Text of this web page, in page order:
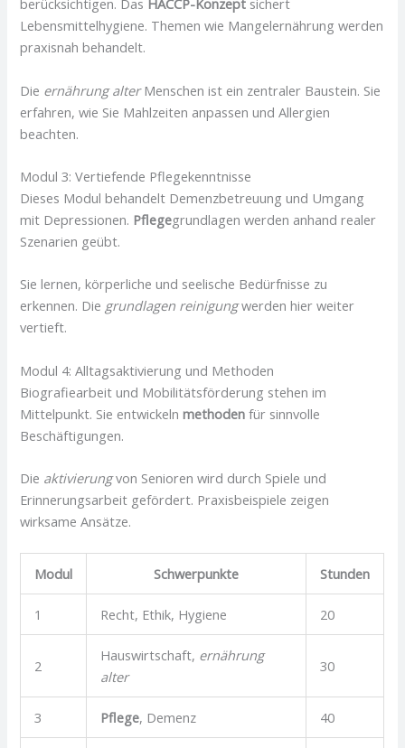
berücksichtigen. Das HACCP-Konzept sichert
Lebensmittelhygiene. Themen wie Mangelernährung werden
praxisnah behandelt.
Die ernährung alterMenschen ist ein zentraler Baustein. Sie
erfahren, wie Sie Mahlzeiten anpassen und Allergien
beachten.
Modul 3: Vertiefende Pflegekenntnisse
Dieses Modul behandelt Demenzbetreuung und Umgang
mit Depressionen. Pflegegrundlagen werden anhand realer
Szenarien geübt.
Sie lernen, körperliche und seelische Bedürfnisse zu
erkennen. Die grundlagen reinigungwerden hier weiter
vertieft.
Modul 4: Alltagsaktivierung und Methoden
Biografiearbeit und Mobilitätsförderung stehen im
Mittelpunkt. Sie entwickelnmethoden für sinnvolle
Beschäftigungen.
Die aktivierungvon Senioren wird durch Spiele und
Erinnerungsarbeit gefördert. Praxisbeispiele zeigen
wirksame Ansätze.
Modul Schwerpunkte Stunden
1 Recht, Ethik, Hygiene 20
2
Hauswirtschaft, ernährung
alter
30
3 Pflege, Demenz 40